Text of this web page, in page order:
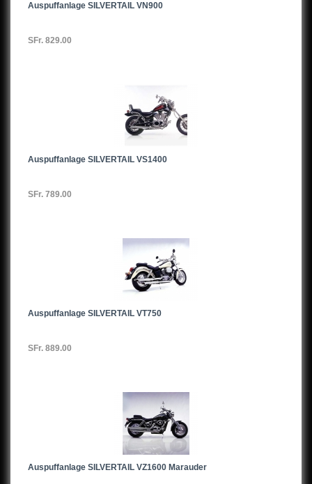
Auspuffanlage SILVERTAIL VN900
SFr. 829.00
Auspuffanlage SILVERTAIL VS1400
SFr. 789.00
Auspuffanlage SILVERTAIL VT750
SFr. 889.00
Auspuffanlage SILVERTAIL VZ1600 Marauder